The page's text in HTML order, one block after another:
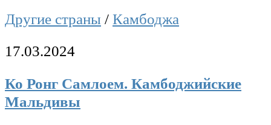
Другие страны / Камбоджа
17.03.2024
Ко Ронг Самлоем. Камбоджийские
Мальдивы